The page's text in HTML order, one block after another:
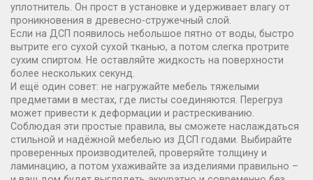
уплотнитель. Он прост в установке и удерживает влагу от
проникновения в древесно-стружечный слой.
Если на ДСП появилось небольшое пятно от воды, быстро
вытрите его сухой сухой тканью, а потом слегка протрите
сухим спиртом. Не оставляйте жидкость на поверхности
более нескольких секунд.
И ещё один совет: не нагружайте мебель тяжелыми
предметами в местах, где листы соединяются. Перегруз
может привести к деформации и растрескиванию.
Соблюдая эти простые правила, вы сможете наслаждаться
стильной и надёжной мебелью из ДСП годами. Выбирайте
проверенных производителей, проверяйте толщину и
ламинацию, а потом ухаживайте за изделиями правильно –